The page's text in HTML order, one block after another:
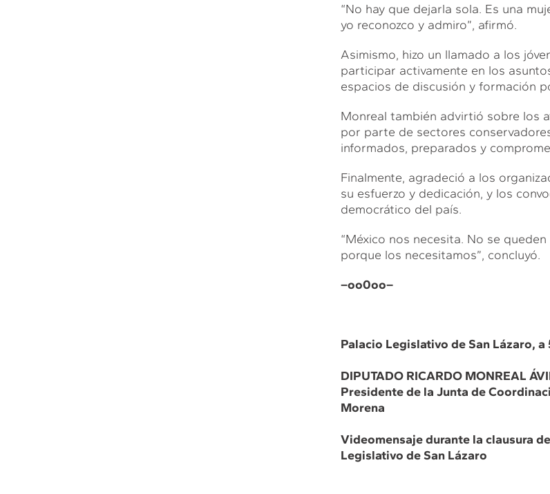
“No hay que dejarla sola. Es una
yo reconozco y admiro”, afirmó.
Asimismo, hizo un llamado a los
participar activamente en los
espacios de discusión y formación
Monreal también advirtió sobre los
por parte de sectores
informados, preparados y
Finalmente, agradeció a los
su esfuerzo y dedicación, y los
democrático del país.
“México nos necesita. No se
porque los necesitamos”, concluyó.
–oo0oo–
Palacio Legislativo de San Lázaro,
DIPUTADO RICARDO MONREAL
Presidente de la Junta de
Morena
Videomensaje durante la clausura
Legislativo de San Lázaro